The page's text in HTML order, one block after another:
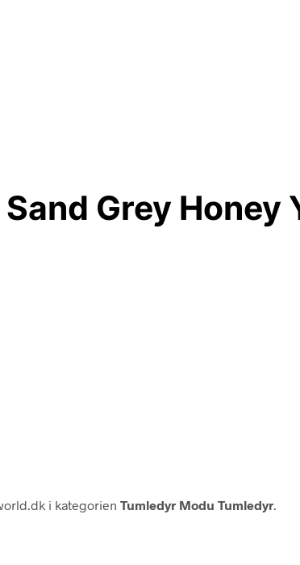
Grey Honey
i kategorien Tumledyr Modu Tumledyr